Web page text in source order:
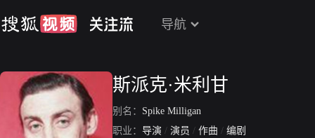
导航
斯派克·米利甘
别名： Spike Milligan
职业： 导演 / 演员 / 作曲 / 编剧